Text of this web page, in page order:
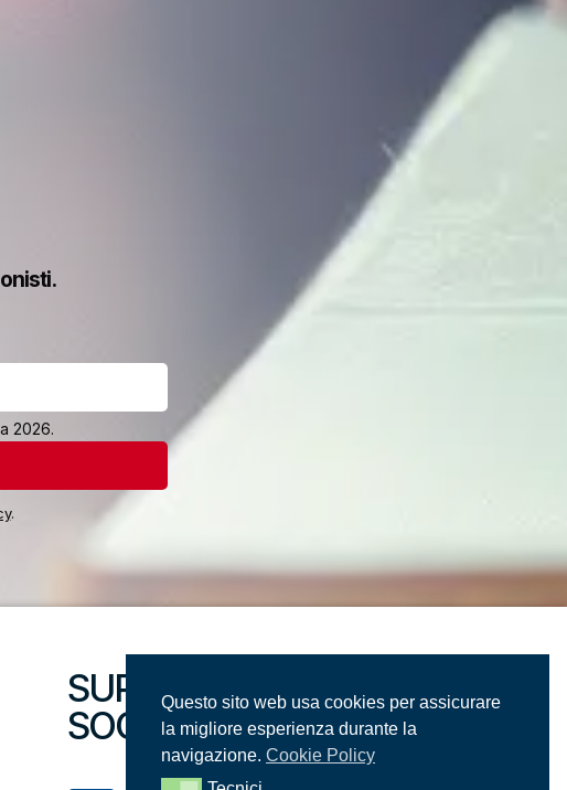
2026.
.
SUPPORTACI SUI
SOCIAL
Questo sito web usa cookies per assicurare
la migliore esperienza durante la
navigazione. Cookie Policy